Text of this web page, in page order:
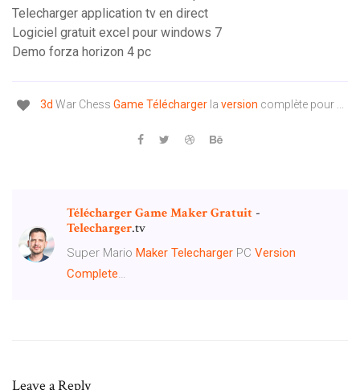
Telecharger application tv en direct
Logiciel gratuit excel pour windows 7
Demo forza horizon 4 pc
3d War Chess Game Téléchargerla version complète pour ...
TéléchargerGameMakerGratuit -
Telecharger.tv
Super Mario Maker Telecharger PC Version
Complete…
Leave a Reply